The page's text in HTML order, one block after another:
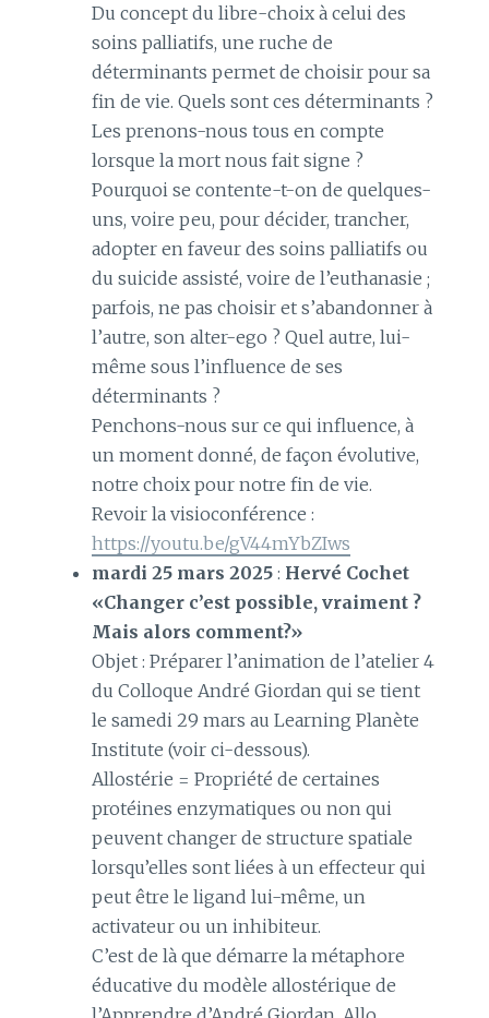
Du concept du libre-choix à celui des
soins palliatifs, une ruche de
déterminants permet de choisir pour sa
fin de vie. Quels sont ces déterminants ?
Les prenons-nous tous en compte
lorsque la mort nous fait signe ?
Pourquoi se contente-t-on de quelques-
uns, voire peu, pour décider, trancher,
adopter en faveur des soins palliatifs ou
du suicide assisté, voire de l’euthanasie ;
parfois, ne pas choisir et s’abandonner à
l’autre, son alter-ego ? Quel autre, lui-
même sous l’influence de ses
déterminants ?
Penchons-nous sur ce qui influence, à
un moment donné, de façon évolutive,
notre choix pour notre fin de vie.
Revoir la visioconférence :
https://youtu.be/gV44mYbZIws
mardi 25 mars 2025: Hervé Cochet
«Changer c’est possible, vraiment ?
Mais alors comment?»
Objet : Préparer l’animation de l’atelier 4
du Colloque André Giordan qui se tient
le samedi 29 mars au Learning Planète
Institute (voir ci-dessous).
Allostérie = Propriété de certaines
protéines enzymatiques ou non qui
peuvent changer de structure spatiale
lorsqu’elles sont liées à un effecteur qui
peut être le ligand lui-même, un
activateur ou un inhibiteur.
C’est de là que démarre la métaphore
éducative du modèle allostérique de